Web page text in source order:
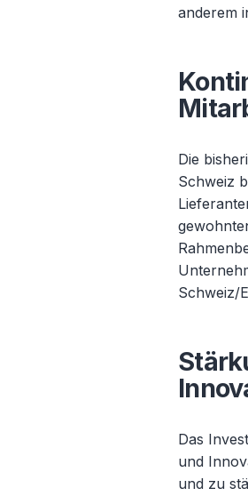
anderem
Die
Schweiz
Schweiz/
Das
und
und zu